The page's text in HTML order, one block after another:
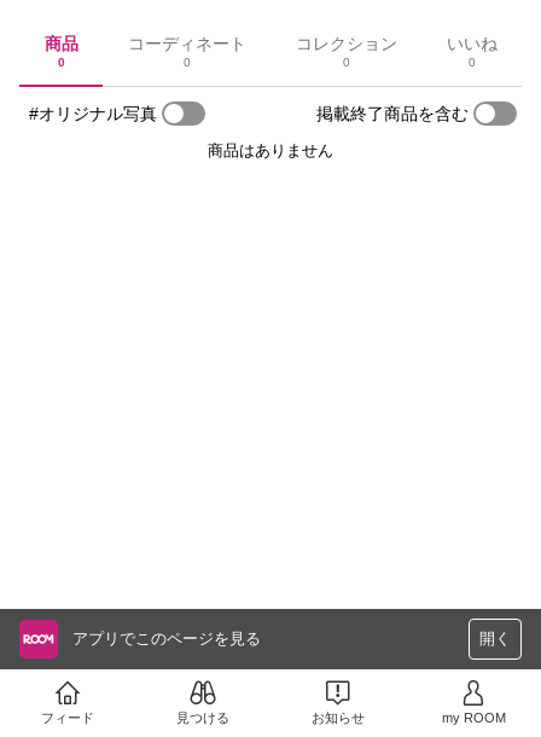
商品
0
コーディネート
0
コレクション
0
いいね
0
#オリジナル写真 掲載終了商品を含む
商品はありません
アプリでこのページを見る 開く
フィード 見つける お知らせ my ROOM